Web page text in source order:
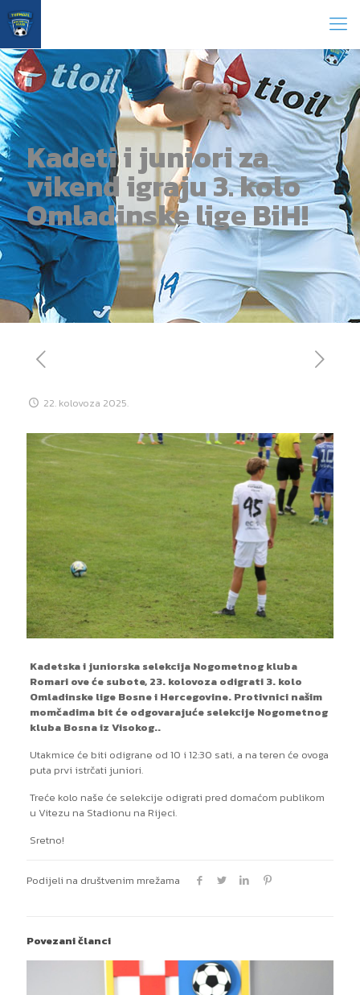
Kadeti i juniori za
vikend igraju 3. kolo
Omladinske lige BiH!
22. kolovoza 2025.
Kadetska i juniorska selekcija Nogometnog kluba
Romari ove će subote, 23. kolovoza odigrati 3. kolo
Omladinske lige Bosne i Hercegovine. Protivnici našim
momčadima bit će odgovarajuće selekcije Nogometnog
kluba Bosna iz Visokog..
Utakmice će biti odigrane od 10 i 12:30 sati, a na teren će ovoga
puta prvi istrčati juniori.
Treće kolo naše će selekcije odigrati pred domaćom publikom
u Vitezu na Stadionu na Rijeci.
Sretno!
Podijeli na društvenim mrežama
Povezani članci